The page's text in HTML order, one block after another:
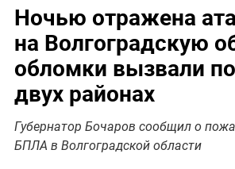
Ночью отражена
на Волгоградскую
обломки вызвали
двух районах
Губернатор Бочаров сообщил о
БПЛА в Волгоградской области